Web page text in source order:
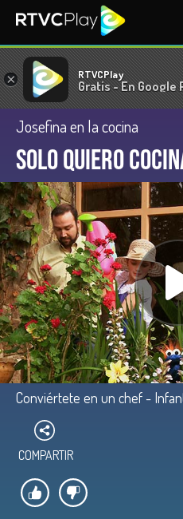
× RTVCPlay
Gratis - En Google
Josefina en la cocina
Solo quiero
Conviértete en un chef -
COMPARTIR